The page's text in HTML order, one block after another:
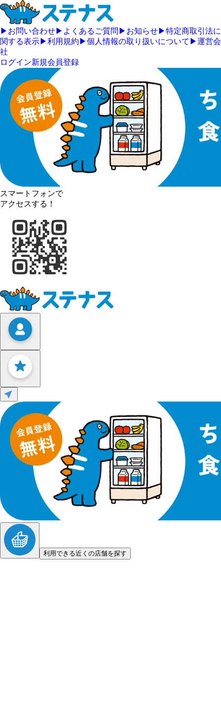
▶ お問い合わせ▶ よくあるご質問 ▶ お知らせ▶特定商取引法に
関する表示▶利用規約 ▶個人情報の取り扱いについて ▶運営会
社
ログイン新規会員登録
スマートフォンで
アクセスする！
Leaflet
利用できる近くの店舗を探す